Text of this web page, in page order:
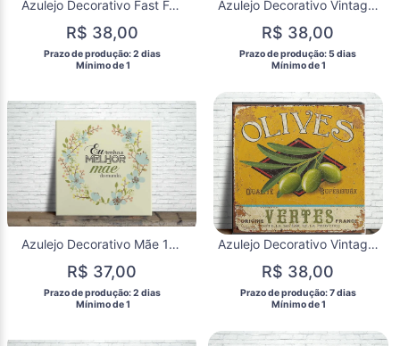
Azulejo Decorativo Fast Food Vintage em Porcelana | Decoração Retrô para Cozinha e Área Gourmet
R$ 38,00
Prazo de produção: 2 dias
  Mínimo de 1
Azulejo Decorativo Vintage Biarritz França | Azulejo Náutico em Cerâmica
R$ 38,00
Prazo de produção: 5 dias
  Mínimo de 1
Azulejo Decorativo Mãe 15x15 | Presente para Dia das Mães em Porcelana
R$ 37,00
Prazo de produção: 2 dias
  Mínimo de 1
Azulejo Decorativo Vintage Olives em Porcelana | Decoração Retrô para Cozinha e Área Gourmet
R$ 38,00
Prazo de produção: 7 dias
  Mínimo de 1